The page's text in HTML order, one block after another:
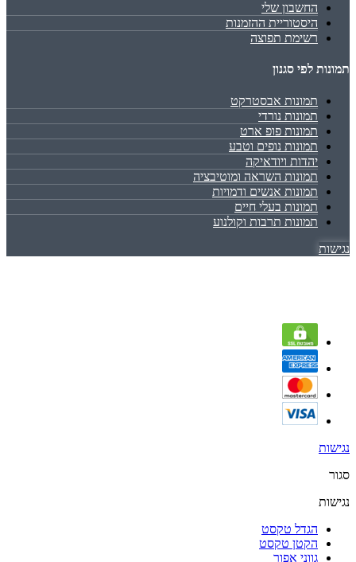
החשבון שלי
היסטוריית ההזמנות
רשימת תפוצה
תמונות לפי סגנון
תמונות אבסטרקט
תמונות נורדי
תמונות פופ ארט
תמונות נופים וטבע
יהדות ויודאיקה
תמונות השראה ומוטיבציה
תמונות אנשים ודמויות
תמונות בעלי חיים
תמונות תרבות וקולנוע
נגישות
נגישות
סגור
נגישות
הגדל טקסט
הקטן טקסט
גווני אפור